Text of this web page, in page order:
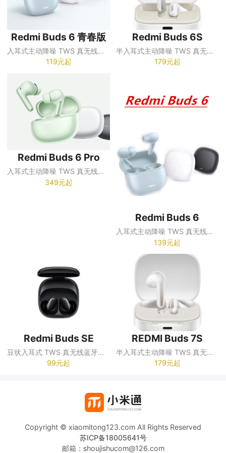
Redmi Buds 6 青春版
入耳式主动降噪 TWS 真无线蓝牙耳机
119元起
Redmi Buds 6S
半入耳式主动降噪 TWS 真无线蓝牙耳机
179元起
Redmi Buds 6 Pro
入耳式主动降噪 TWS 真无线蓝牙耳机
349元起
Redmi Buds 6
入耳式主动降噪 TWS 真无线蓝牙耳机
139元起
Redmi Buds SE
豆状入耳式 TWS 真无线蓝牙耳机
99元起
REDMI Buds 7S
半入耳式主动降噪 TWS 真无线蓝牙耳机
179元起
Copyright © xiaomitong123.com All Rights Reserved
苏ICP备18005641号
邮箱：shoujishucom@126.com